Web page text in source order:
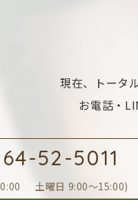
現在、トータ
お電話・
52-5011
土曜日 9:00～15:00